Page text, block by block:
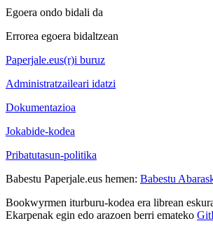
Egoera ondo bidali da
Errorea egoera bidaltzean
Paperjale.eus(r)i buruz
Administratzaileari idatzi
Dokumentazioa
Jokabide-kodea
Pribatutasun-politika
Babestu Paperjale.eus hemen: Babestu
Bookwyrmen iturburu-kodea era librean
Ekarpenak egin edo arazoen berri emateko